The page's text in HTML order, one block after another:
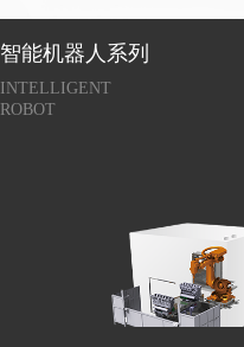
智能机器人系列
INTELLIGENT
ROBOT